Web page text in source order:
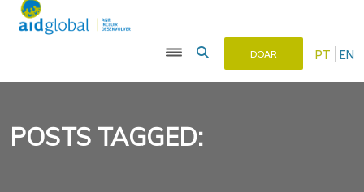
PT EN
DOAR
POSTS TAGGED: